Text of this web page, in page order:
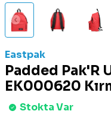
Eastpak
Padded Pak'R
EK000620
Stokta Var